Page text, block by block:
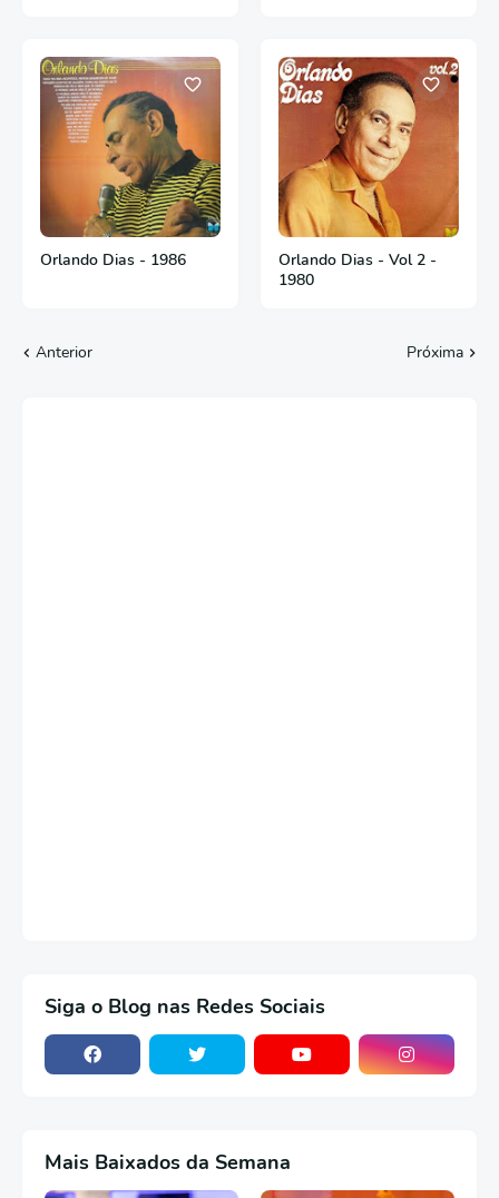
Orlando Dias - 1986
Orlando Dias - Vol 2 -
1980
Anterior Próxima
Siga o Blog nas Redes Sociais
Mais Baixados da Semana